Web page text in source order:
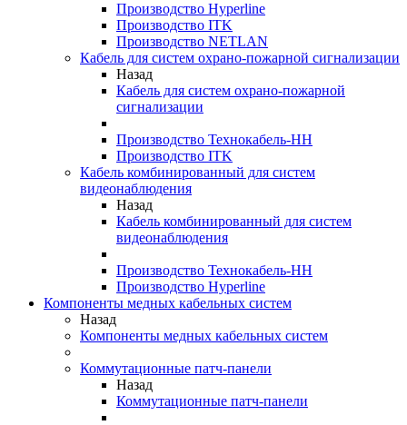
Производство Hyperline
Производство ITK
Производство NETLAN
Кабель для систем охрано-пожарной сигнализации
Назад
Кабель для систем охрано-пожарной
сигнализации
Производство Технокабель-НН
Производство ITK
Кабель комбинированный для систем
видеонаблюдения
Назад
Кабель комбинированный для систем
видеонаблюдения
Производство Технокабель-НН
Производство Hyperline
Компоненты медных кабельных систем
Назад
Компоненты медных кабельных систем
Коммутационные патч-панели
Назад
Коммутационные патч-панели